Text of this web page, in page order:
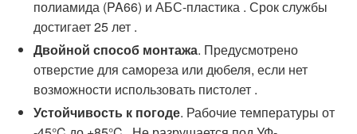
полиамида (PA66) и АБС-пластика . Срок службы
достигает 25 лет .
Двойной способ монтажа. Предусмотрено
отверстие для самореза или дюбеля, если нет
возможности использовать пистолет .
Устойчивость к погоде. Рабочие температуры от